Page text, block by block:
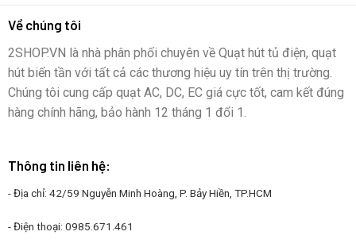
Về chúng tôi
2SHOP.VN là nhà phân phối chuyên về Quạt hút tủ điện, quạt
hút biến tần với tất cả các thương hiệu uy tín trên thị trường.
Chúng tôi cung cấp quạt AC, DC, EC giá cực tốt, cam kết đúng
hàng chính hãng, bảo hành 12 tháng 1 đổi 1.
Thông tin liên hệ:
- Địa chỉ: 42/59 Nguyễn Minh Hoàng, P. Bảy Hiền, TP.HCM
- Điện thoại: 0985.671.461